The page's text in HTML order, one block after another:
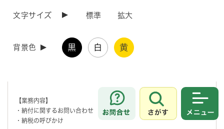
文字サイズ 標準 拡大
背景色 黒 白 黄
お問合せ
さがす
【業務内容】
・納付に関するお問い合わせ
・納税の呼びかけ